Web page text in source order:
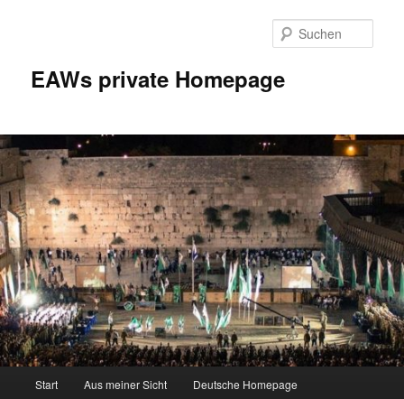
EAWs private Homepage
Start Aus meiner Sicht Deutsche Homepage